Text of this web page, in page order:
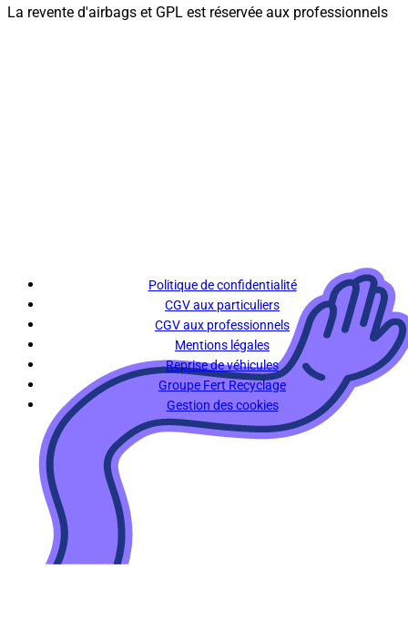
La revente d'airbags et GPL est réservée aux professionnels
Politique de confidentialité
CGV aux particuliers
CGV aux professionnels
Mentions légales
Reprise de véhicules
Groupe Fert Recyclage
Gestion des cookies